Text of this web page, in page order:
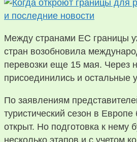
Между странами ЕС границы
стран возобновила
перевозки еще 15 мая. Через
присоединились и остальные
По заявлениям
туристический сезон в Европе
открыт. Но подготовка к нему